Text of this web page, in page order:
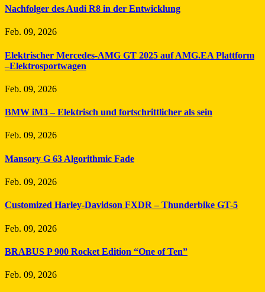
Nachfolger des Audi R8 in der Entwicklung
Feb. 09, 2026
Elektrischer Mercedes-AMG GT 2025 auf AMG.EA Plattform
–Elektrosportwagen
Feb. 09, 2026
BMW iM3 – Elektrisch und fortschrittlicher als sein
Feb. 09, 2026
Mansory G 63 Algorithmic Fade
Feb. 09, 2026
Customized Harley-Davidson FXDR – Thunderbike GT-5
Feb. 09, 2026
BRABUS P 900 Rocket Edition “One of Ten”
Feb. 09, 2026